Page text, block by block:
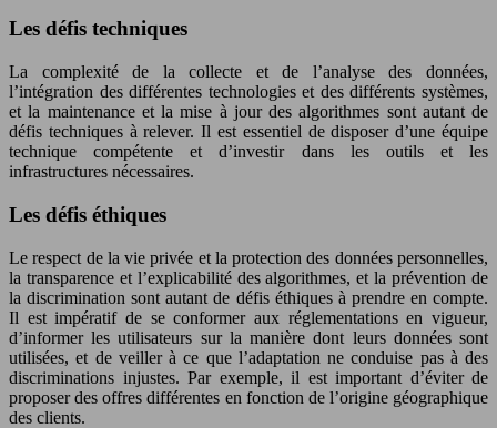
Les défis techniques
La complexité de la collecte et de l’analyse des données,
l’intégration des différentes technologies et des différents systèmes,
et la maintenance et la mise à jour des algorithmes sont autant de
défis techniques à relever. Il est essentiel de disposer d’une équipe
technique compétente et d’investir dans les outils et les
infrastructures nécessaires.
Les défis éthiques
Le respect de la vie privée et la protection des données personnelles,
la transparence et l’explicabilité des algorithmes, et la prévention de
la discrimination sont autant de défis éthiques à prendre en compte.
Il est impératif de se conformer aux réglementations en vigueur,
d’informer les utilisateurs sur la manière dont leurs données sont
utilisées, et de veiller à ce que l’adaptation ne conduise pas à des
discriminations injustes. Par exemple, il est important d’éviter de
proposer des offres différentes en fonction de l’origine géographique
des clients.